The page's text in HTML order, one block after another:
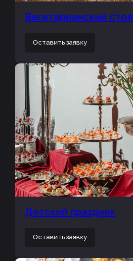
Вегетарианский стол
Оставить заявку
Детский праздник
Оставить заявку